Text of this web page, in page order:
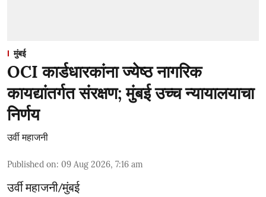
मुंबई
OCI कार्डधारकांना ज्येष्ठ नागरिक
कायद्यांतर्गत संरक्षण; मुंबई उच्च न्यायालयाचा
निर्णय
उर्वी महाजनी
Published on: 09 Aug 2026, 7:16 am
उर्वी महाजनी/मुंबई